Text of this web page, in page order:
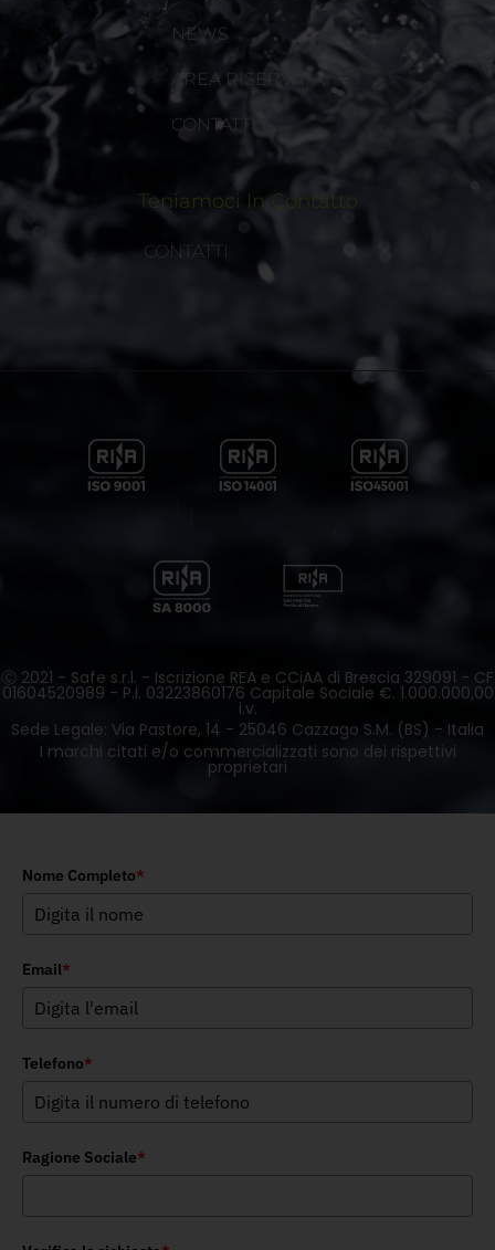
NEWS
AREA RISERVATA
CONTATTI
Teniamoci In Contatto
CONTATTI
Ⓒ 2021 - Safe s.r.l. - Iscrizione REA e CCiAA di Brescia 329091 - CF
01604520989 - P.I. 03223860176 Capitale Sociale €. 1.000.000,00
i.v.
Sede Legale: Via Pastore, 14 - 25046 Cazzago S.M. (BS) - Italia
I marchi citati e/o commercializzati sono dei rispettivi
proprietari
Nome Completo*
Email*
Telefono*
Ragione Sociale*